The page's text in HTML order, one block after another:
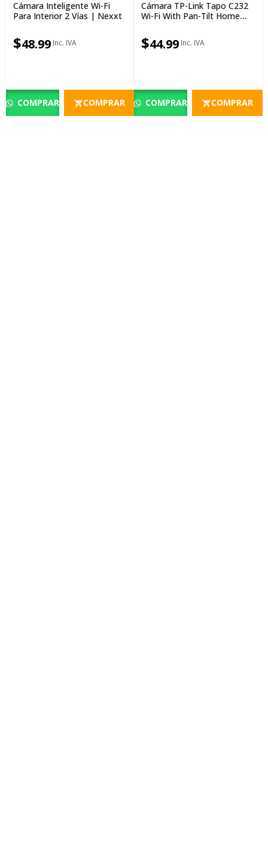
Cámara Inteligente Wi-Fi
Para Interior 2 Vías | Nexxt
$48.99
COMPRAR COMPRAR
Cámara TP-Link Tapo C232
Wi-Fi With Pan-Tilt Home
$44.99
COMPRAR COMPRAR